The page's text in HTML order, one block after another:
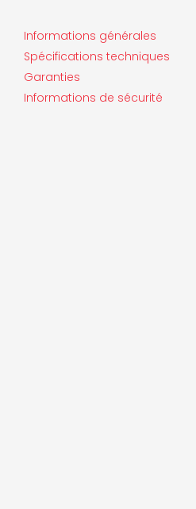
Informations générales
Spécifications techniques
Garanties
Informations de sécurité